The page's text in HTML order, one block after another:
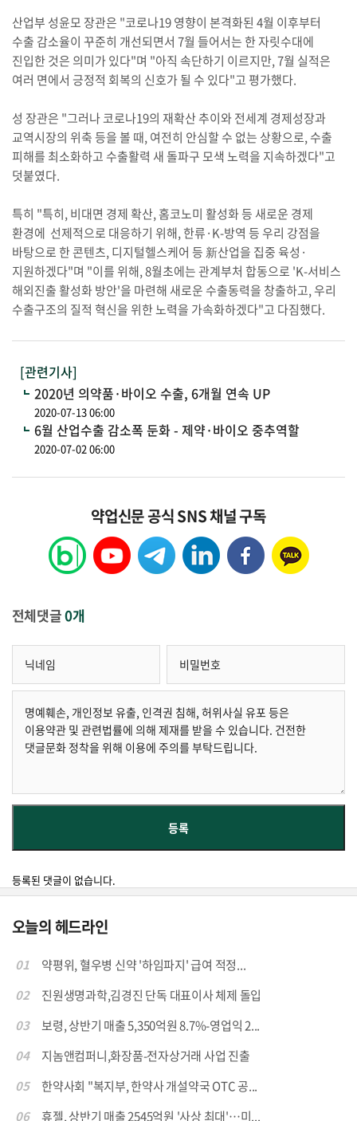
산업부 성윤모 장관은 "코로나19 영향이 본격화된 4월 이후부터
수출 감소율이 꾸준히 개선되면서 7월 들어서는 한 자릿수대에
진입한 것은 의미가 있다"며 "아직 속단하기 이르지만, 7월 실적은
여러 면에서 긍정적 회복의 신호가 될 수 있다"고 평가했다.
성 장관은 "그러나 코로나19의 재확산 추이와 전세계 경제성장과
교역시장의 위축 등을 볼 때, 여전히 안심할 수 없는 상황으로, 수출
피해를 최소화하고 수출활력 새 돌파구 모색 노력을 지속하겠다"고
덧붙였다.
특히 "특히, 비대면 경제 확산, 홈코노미 활성화 등 새로운 경제
환경에 선제적으로 대응하기 위해, 한류·K-방역 등 우리 강점을
바탕으로 한 콘텐츠, 디지털헬스케어 등 新산업을 집중 육성·
지원하겠다"며 "이를 위해, 8월초에는 관계부처 합동으로 'K-서비스
해외진출 활성화 방안'을 마련해 새로운 수출동력을 창출하고, 우리
수출구조의 질적 혁신을 위한 노력을 가속화하겠다"고 다짐했다.
[관련기사]
2020년 의약품·바이오 수출, 6개월 연속 UP
2020-07-13 06:00
6월 산업수출 감소폭 둔화 - 제약·바이오 중추역할
2020-07-02 06:00
약업신문 공식 SNS 채널 구독
전체댓글0개
등록된 댓글이 없습니다.
오늘의 헤드라인
01
약평위, 혈우병 신약 '하임파지' 급여 적정...
02
진원생명과학,김경진 단독 대표이사 체제 돌입
03
보령, 상반기 매출 5,350억원 8.7%-영업익 2...
04
지놈앤컴퍼니,화장품-전자상거래 사업 진출
05
한약사회 "복지부, 한약사 개설약국 OTC 공...
06
휴젤, 상반기 매출 2545억원 '사상 최대'…미...